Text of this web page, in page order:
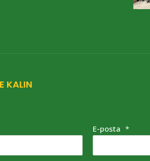
KALIN
E-posta *